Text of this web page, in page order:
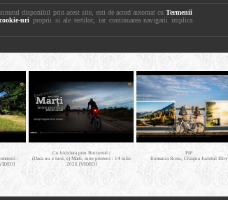
disponibil prin acest site, esti de acord automat cuTermenii
cookie-uri proprii si ale tertilor, iar continuarea navigarii implica
-
Cu bicicleta prin Bucuresti /
(Daca nu e luni, e) Marti, intre prieteni / 14 iulie
2026 [VIDEO]
PiP
Romania Rosu, Chiajna Judetul Ilfov